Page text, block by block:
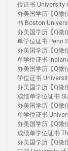
位证书 University
办美国学历【Q微
书 Boston
办美国学历【Q微
单学位证书 Penn
办美国学历【Q微
单学位证书
办美国学历【Q微
学位证书
办美国学历【Q微
成绩单学位证书
办美国学历【Q微
单学位证书
办美国学历【Q微
成绩单学位证书
办美国学历【Q微